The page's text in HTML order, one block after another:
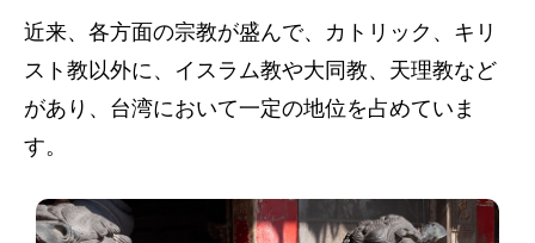
近来、各方面の宗教が盛んで、カトリック、キリ
スト教以外に、イスラム教や大同教、天理教など
があり、台湾において一定の地位を占めていま
す。